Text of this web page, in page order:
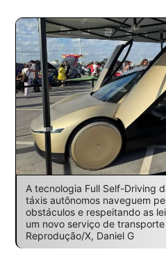
A tecnologia Full Self-Driving
táxis autônomos naveguem
obstáculos e respeitando as
um novo serviço de
Reprodução/X, Daniel G